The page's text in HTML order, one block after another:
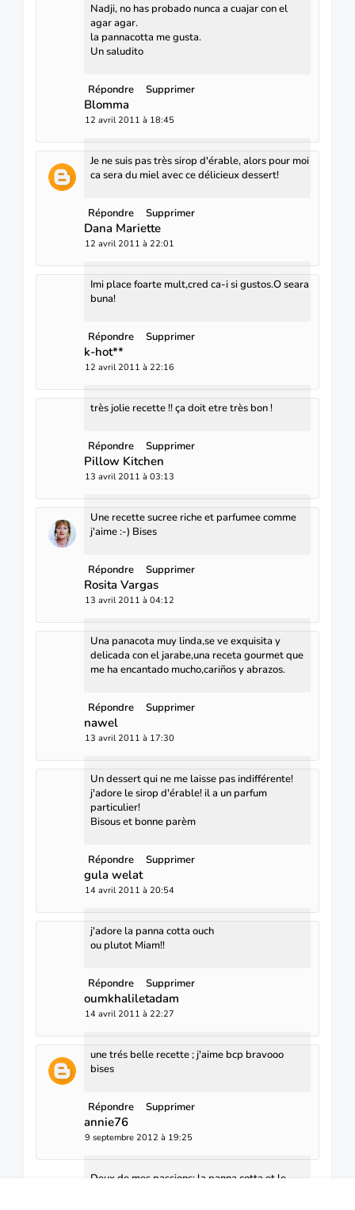
Nadji, no has probado nunca a cuajar con el
agar agar.
la pannacotta me gusta.
Un saludito
Répondre Supprimer
Blomma
12 avril 2011 à 18:45
Je ne suis pas très sirop d'érable, alors pour moi
ca sera du miel avec ce délicieux dessert!
Répondre Supprimer
Dana Mariette
12 avril 2011 à 22:01
Imi place foarte mult,cred ca-i si gustos.O seara
buna!
Répondre Supprimer
k-hot**
12 avril 2011 à 22:16
très jolie recette !! ça doit etre très bon !
Répondre Supprimer
Pillow Kitchen
13 avril 2011 à 03:13
Une recette sucree riche et parfumee comme
j'aime :-) Bises
Répondre Supprimer
Rosita Vargas
13 avril 2011 à 04:12
Una panacota muy linda,se ve exquisita y
delicada con el jarabe,una receta gourmet que
me ha encantado mucho,cariños y abrazos.
Répondre Supprimer
nawel
13 avril 2011 à 17:30
Un dessert qui ne me laisse pas indifférente!
j'adore le sirop d'érable! il a un parfum
particulier!
Bisous et bonne parèm
Répondre Supprimer
gula welat
14 avril 2011 à 20:54
j'adore la panna cotta ouch
ou plutot Miam!!
Répondre Supprimer
oumkhaliletadam
14 avril 2011 à 22:27
une trés belle recette ; j'aime bcp bravooo
bises
Répondre Supprimer
annie76
9 septembre 2012 à 19:25
Deux de mes passions: la panna cotta et le